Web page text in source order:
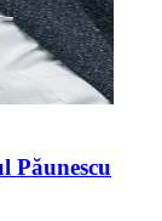
Păunescu